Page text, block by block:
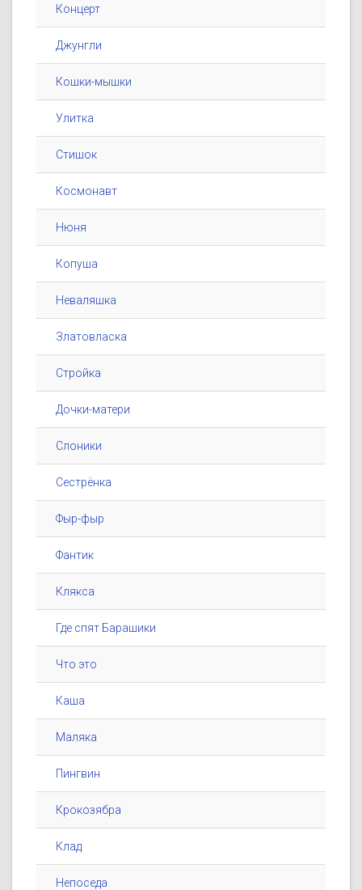
Концерт
Джунгли
Кошки-мышки
Улитка
Стишок
Космонавт
Нюня
Копуша
Неваляшка
Златовласка
Стройка
Дочки-матери
Слоники
Сестрёнка
Фыр-фыр
Фантик
Клякса
Где спят Барашики
Что это
Каша
Маляка
Пингвин
Крокозябра
Клад
Непоседа